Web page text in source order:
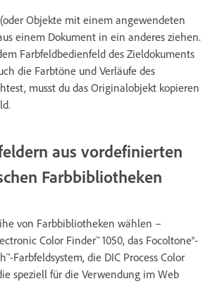
Objekte mit einem angewendeten
einem Dokument in ein anderes ziehen.
Farbfeldbedienfeld des Zieldokuments
die Farbtöne und Verläufe des
musst du das Originalobjekt kopieren
aus vordefinierten
Farbbibliotheken
von Farbbibliotheken wählen –
Color Finder™ 1050, das Focoltone®-
Farbfeldsystem, die DIC Process Color
speziell für die Verwendung im Web